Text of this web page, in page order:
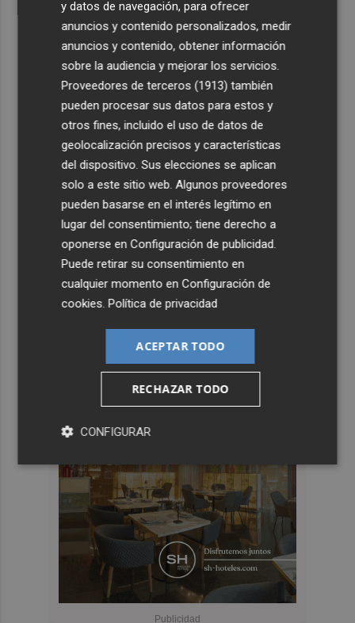
y datos de navegación, para ofrecer
anuncios y contenido personalizados, medir
anuncios y contenido, obtener información
sobre la audiencia y mejorar los servicios.
Proveedores de terceros (1913) también
pueden procesar sus datos para estos y
otros fines, incluido el uso de datos de
geolocalización precisos y características
del dispositivo. Sus elecciones se aplican
solo a este sitio web. Algunos proveedores
pueden basarse en el interés legítimo en
lugar del consentimiento; tiene derecho a
oponerse enConfiguración de publicidad
Puede retirar su consentimiento en
cualquier momento enConfiguración de
cookies .Política de privacidad
ACEPTAR TODO
RECHAZAR TODO
CONFIGURAR